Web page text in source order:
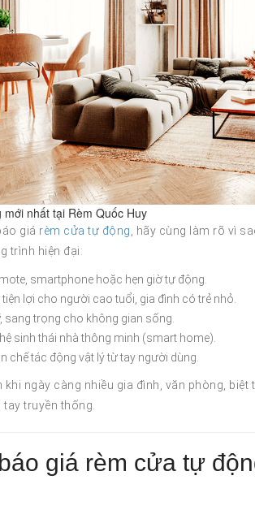
nhất tại Rèm Quốc Huy
giá rèm cửa tự động, hãy cùng làm rõ vì
trình hiện đại:
smartphone hoặc hẹn giờ tự động.
tiện lợi cho người cao tuổi, gia đình có trẻ nhỏ.
sang trọng cho không gian sống.
sinh thái nhà thông minh (smart home).
chế tác động vật lý từ tay người dùng.
khi ngày càng nhiều gia đình, văn phòng,
truyền thống.
giá rèm cửa tự